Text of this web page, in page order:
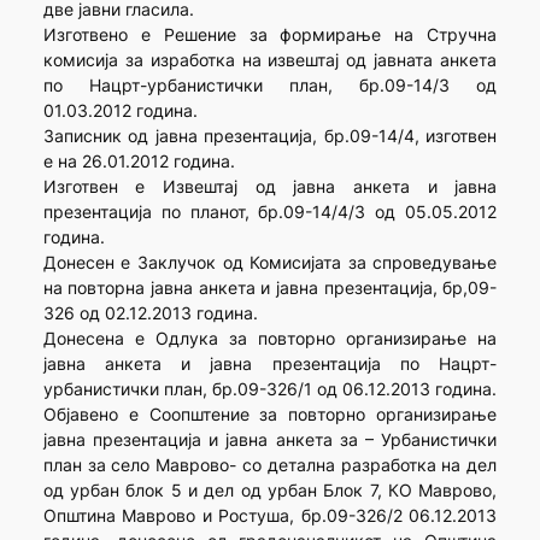
две јавни гласила.
Изготвено е Решение за формирање на Стручна
комисија за изработка на извештај од јавната анкета
по Нацрт-урбанистички план, бр.09-14/3 од
01.03.2012 година.
Записник од јавна презентација, бр.09-14/4, изготвен
е на 26.01.2012 година.
Изготвен е Извештај од јавна анкета и јавна
презентација по планот, бр.09-14/4/3 од 05.05.2012
година.
Донесен е Заклучок од Комисијата за спроведување
на повторна јавна анкета и јавна презентација, бр,09-
326 од 02.12.2013 година.
Донесена е Одлука за повторно организирање на
јавна анкета и јавна презентација по Нацрт-
урбанистички план, бр.09-326/1 од 06.12.2013 година.
Објавено е Соопштение за повторно организирање
јавна презентација и јавна анкета за – Урбанистички
план за село Маврово- со детална разработка на дел
од урбан блок 5 и дел од урбан Блок 7, КО Маврово,
Општина Маврово и Ростуша, бр.09-326/2 06.12.2013